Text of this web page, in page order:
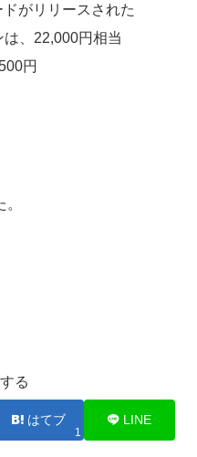
がリリースされた
、22,000円相当
円
る
はてブ
1
LINE